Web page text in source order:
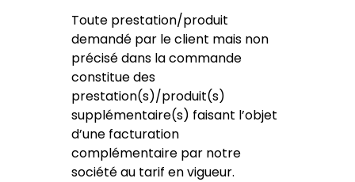
Toute prestation/produit
demandé par le client mais non
précisé dans la commande
constitue des
prestation(s)/produit(s)
supplémentaire(s) faisant l’objet
d’une facturation
complémentaire par notre
société au tarif en vigueur.